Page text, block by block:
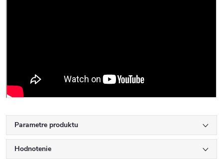
Parametre produktu
Hodnotenie